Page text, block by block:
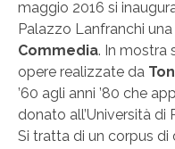
maggio 2016 si
Palazzo Lanfranchi
Commedia. In mostra
opere realizzate da
’60 agli anni ’80 che
donato all’Università di
Si tratta di un corpus di